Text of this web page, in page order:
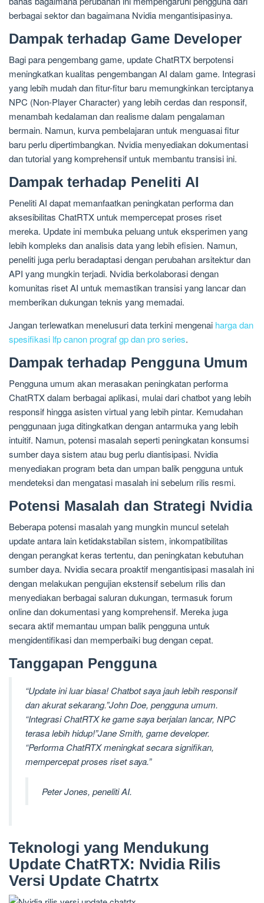
berbagai sektor dan bagaimana Nvidia mengantisipasinya.
Dampak terhadap Game Developer
Bagi para pengembang game, update ChatRTX berpotensi
meningkatkan kualitas pengembangan AI dalam game. Integrasi
yang lebih mudah dan fitur-fitur baru memungkinkan terciptanya
NPC (Non-Player Character) yang lebih cerdas dan responsif,
menambah kedalaman dan realisme dalam pengalaman
bermain. Namun, kurva pembelajaran untuk menguasai fitur
baru perlu dipertimbangkan. Nvidia menyediakan dokumentasi
dan tutorial yang komprehensif untuk membantu transisi ini.
Dampak terhadap Peneliti AI
Peneliti AI dapat memanfaatkan peningkatan performa dan
aksesibilitas ChatRTX untuk mempercepat proses riset
mereka. Update ini membuka peluang untuk eksperimen yang
lebih kompleks dan analisis data yang lebih efisien. Namun,
peneliti juga perlu beradaptasi dengan perubahan arsitektur dan
API yang mungkin terjadi. Nvidia berkolaborasi dengan
komunitas riset AI untuk memastikan transisi yang lancar dan
memberikan dukungan teknis yang memadai.
Jangan terlewatkan menelusuri data terkini mengenai harga dan
spesifikasi lfp canon prograf gp dan pro series.
Dampak terhadap Pengguna Umum
Pengguna umum akan merasakan peningkatan performa
ChatRTX dalam berbagai aplikasi, mulai dari chatbot yang lebih
responsif hingga asisten virtual yang lebih pintar. Kemudahan
penggunaan juga ditingkatkan dengan antarmuka yang lebih
intuitif. Namun, potensi masalah seperti peningkatan konsumsi
sumber daya sistem atau bug perlu diantisipasi. Nvidia
menyediakan program beta dan umpan balik pengguna untuk
mendeteksi dan mengatasi masalah ini sebelum rilis resmi.
Potensi Masalah dan Strategi Nvidia
Beberapa potensi masalah yang mungkin muncul setelah
update antara lain ketidakstabilan sistem, inkompatibilitas
dengan perangkat keras tertentu, dan peningkatan kebutuhan
sumber daya. Nvidia secara proaktif mengantisipasi masalah ini
dengan melakukan pengujian ekstensif sebelum rilis dan
menyediakan berbagai saluran dukungan, termasuk forum
online dan dokumentasi yang komprehensif. Mereka juga
secara aktif memantau umpan balik pengguna untuk
mengidentifikasi dan memperbaiki bug dengan cepat.
Tanggapan Pengguna
“Update ini luar biasa! Chatbot saya jauh lebih responsif
dan akurat sekarang.”John Doe, pengguna umum.
“Integrasi ChatRTX ke game saya berjalan lancar, NPC
terasa lebih hidup!”Jane Smith, game developer.
“Performa ChatRTX meningkat secara signifikan,
mempercepat proses riset saya.”
Peter Jones, peneliti AI.
Teknologi yang Mendukung
Update ChatRTX: Nvidia Rilis
Versi Update Chatrtx